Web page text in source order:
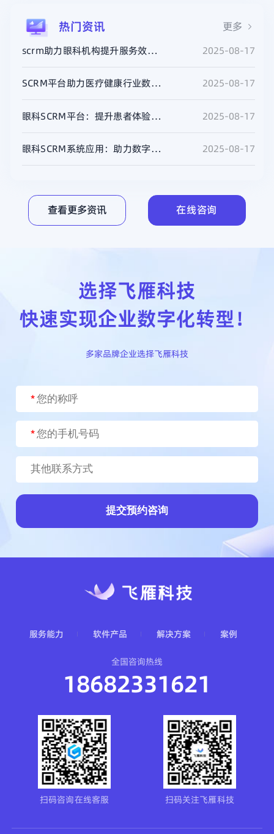
热门资讯 更多
scrm助力眼科机构提升服务效率与转化率 2025-08-17
SCRM平台助力医疗健康行业数字化转型 2025-08-17
眼科SCRM平台：提升患者体验与医院管理效率 2025-08-17
眼科SCRM系统应用：助力数字化转型与客户关系管理 2025-08-17
查看更多资讯 在线咨询
选择飞雁科技
快速实现企业数字化转型！
多家品牌企业选择飞雁科技
提交预约咨询
服务能力 软件产品 解决方案 案例
全国咨询热线
18682331621
扫码咨询在线客服 扫码关注飞雁科技